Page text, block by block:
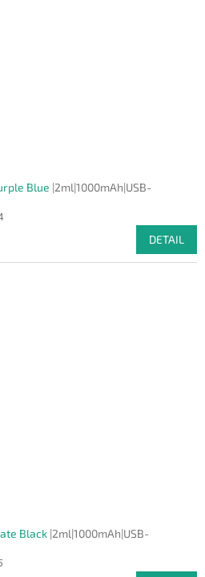
Blue |2ml|1000mAh|USB-
DETAIL
Black |2ml|1000mAh|USB-